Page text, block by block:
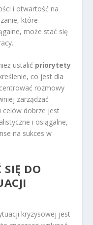
i otwartość na
które
może stać się
ustalić priorytety
co jest dla
rozmowy
zarządzać
celów dobrze jest
i osiągalne,
na sukces w
SIĘ DO
kryzysowej jest